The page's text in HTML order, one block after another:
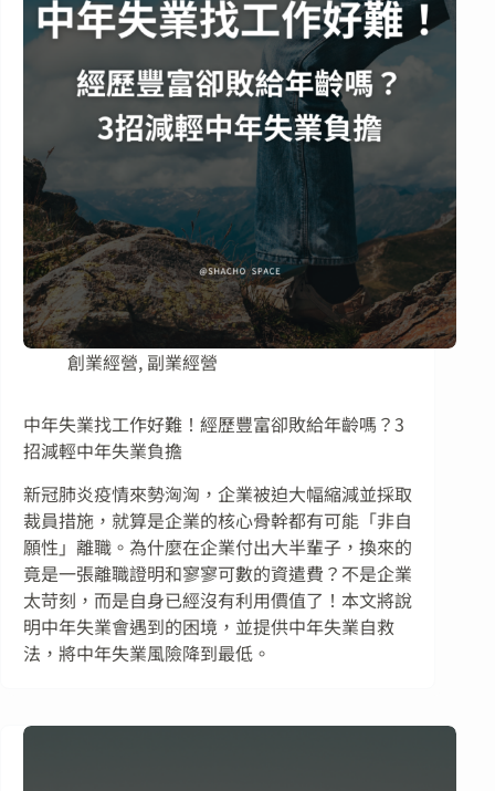
創業經營, 副業經營
中年失業找工作好難！經歷豐富卻敗給年齡嗎？3
招減輕中年失業負擔
新冠肺炎疫情來勢洶洶，企業被迫大幅縮減並採取
裁員措施，就算是企業的核心骨幹都有可能「非自
願性」離職。為什麼在企業付出大半輩子，換來的
竟是一張離職證明和寥寥可數的資遣費？不是企業
太苛刻，而是自身已經沒有利用價值了！本文將說
明中年失業會遇到的困境，並提供中年失業自救
法，將中年失業風險降到最低。